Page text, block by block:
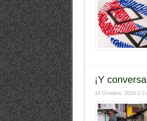
¡Y
14 Octubre, 2016 0